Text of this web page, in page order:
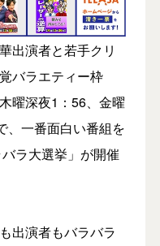
出演者と若手クリ
バラエティー枠
曜深夜1：56、金曜
、一番面白い番組を
ラ大選挙」が開催
出演者もバラバラ